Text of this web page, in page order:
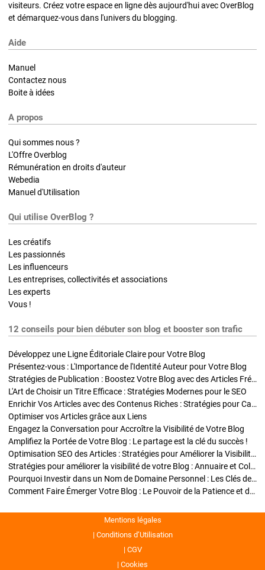
visiteurs. Créez votre espace en ligne dès aujourd'hui avec OverBlog
et démarquez-vous dans l'univers du blogging.
Aide
Manuel
Contactez nous
Boite à idées
A propos
Qui sommes nous ?
L'Offre Overblog
Rémunération en droits d'auteur
Webedia
Manuel d'Utilisation
Qui utilise OverBlog ?
Les créatifs
Les passionnés
Les influenceurs
Les entreprises, collectivités et associations
Les experts
Vous !
12 conseils pour bien débuter son blog et booster son trafic
Développez une Ligne Éditoriale Claire pour Votre Blog
Présentez-vous : L'Importance de l'Identité Auteur pour Votre Blog
Stratégies de Publication : Boostez Votre Blog avec des Articles Fréquents et Exclusifs
L'Art de Choisir un Titre Efficace : Stratégies Modernes pour le SEO
Enrichir Vos Articles avec des Contenus Riches : Stratégies pour Captiver et Optimiser
Optimiser vos Articles grâce aux Liens
Engagez la Conversation pour Accroître la Visibilité de Votre Blog
Amplifiez la Portée de Votre Blog : Le partage est la clé du succès !
Optimisation SEO des Articles : Stratégies pour Améliorer la Visibilité de Votre Blog
Stratégies pour améliorer la visibilité de votre Blog : Annuaire et Collaborations
Pourquoi Investir dans un Nom de Domaine Personnel : Les Clés de la Réussite de Votre Blog
Comment Faire Émerger Votre Blog : Le Pouvoir de la Patience et de la Persévérance
Mentions légales
Conditions d’Utilisation
CGV
Cookies